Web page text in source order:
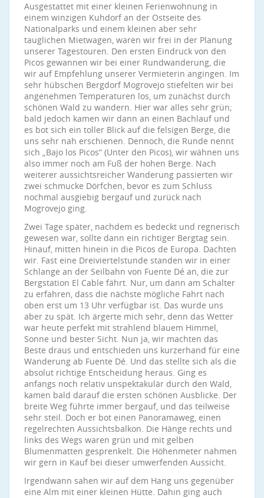
Ausgestattet mit einer kleinen Ferienwohnung in
einem winzigen Kuhdorf an der Ostseite des
Nationalparks und einem kleinen aber sehr
tauglichen Mietwagen, waren wir frei in der Planung
unserer Tagestouren. Den ersten Eindruck von den
Picos gewannen wir bei einer Rundwanderung, die
wir auf Empfehlung unserer Vermieterin angingen. Im
sehr hübschen Bergdorf Mogrovejo stiefelten wir bei
angenehmen Temperaturen los, um zunächst durch
schönen Wald zu wandern. Hier war alles sehr grün;
bald jedoch kamen wir dann an einen Bachlauf und
es bot sich ein toller Blick auf die felsigen Berge, die
uns sehr nah erschienen. Dennoch, die Runde nennt
sich „Bajo los Picos“ (Unter den Picos), wir wähnen uns
also immer noch am Fuß der hohen Berge. Nach
weiterer aussichtsreicher Wanderung passierten wir
zwei schmucke Dörfchen, bevor es zum Schluss
nochmal ausgiebig bergauf und zurück nach
Mogrovejo ging.
Zwei Tage später, nachdem es bedeckt und regnerisch
gewesen war, sollte dann ein richtiger Bergtag sein.
Hinauf, mitten hinein in die Picos de Europa. Dachten
wir. Fast eine Dreiviertelstunde standen wir in einer
Schlange an der Seilbahn von Fuente Dé an, die zur
Bergstation El Cable fährt. Nur, um dann am Schalter
zu erfahren, dass die nächste mögliche Fahrt nach
oben erst um 13 Uhr verfügbar ist. Das wurde uns
aber zu spät. Ich ärgerte mich sehr, denn das Wetter
war heute perfekt mit strahlend blauem Himmel,
Sonne und bester Sicht. Nun ja, wir machten das
Beste draus und entschieden uns kurzerhand für eine
Wanderung ab Fuente Dé. Und das stellte sich als die
absolut richtige Entscheidung heraus. Ging es
anfangs noch relativ unspektakulär durch den Wald,
kamen bald darauf die ersten schönen Ausblicke. Der
breite Weg führte immer bergauf, und das teilweise
sehr steil. Doch er bot einen Panoramaweg, einen
regelrechten Aussichtsbalkon. Die Hänge rechts und
links des Wegs waren grün und mit gelben
Blumenmatten gesprenkelt. Die Höhenmeter nahmen
wir gern in Kauf bei dieser umwerfenden Aussicht.
Irgendwann sahen wir auf dem Hang uns gegenüber
eine Alm mit einer kleinen Hütte. Dahin ging auch